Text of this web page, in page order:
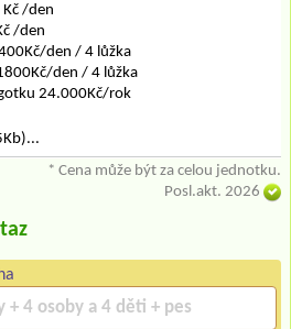
/den
/den
den / 4 lůžka
den / 4 lůžka
24.000Kč/rok
* Cena může být za celou jednotku.
Posl.akt. 2026